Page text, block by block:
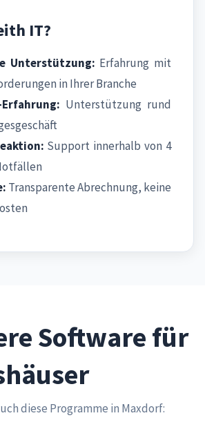
IT?
Unterstützung: Erfahrung mit
in Ihrer Branche
Unterstützung rund
Support innerhalb von 4
Transparente Abrechnung, keine
Software für
diese Programme in Maxdorf: